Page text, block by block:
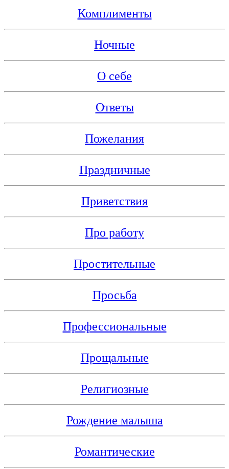
Комплименты
Ночные
О себе
Ответы
Пожелания
Праздничные
Приветствия
Про работу
Простительные
Просьба
Профессиональные
Прощальные
Религиозные
Рождение малыша
Романтические